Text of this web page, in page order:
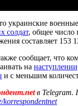
украинские военные
солдат, общее число
составляет 153
сообщает, что
на
и с меньшим
в Telegram.
korrespondentnet